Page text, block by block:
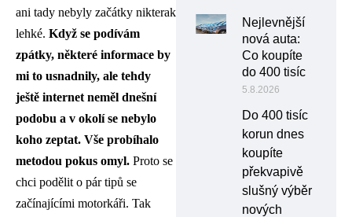
ani tady nebyly začátky nikterak
lehké. Když se podívám
zpátky, některé informace by
mi to usnadnily, ale tehdy
ještě internet neměl dnešní
podobu a v okolí se nebylo
koho zeptat. Vše probíhalo
metodou pokus omyl. Proto se
chci podělit o pár tipů se
začínajícími motorkáři. Tak
Nejlevnější
nová auta:
Co koupíte
do 400 tisíc
5.8.2026
Do 400 tisíc
korun dnes
koupíte
překvapivě
slušný výběr
nových